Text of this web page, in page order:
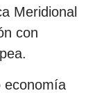
Meridional
con
economía